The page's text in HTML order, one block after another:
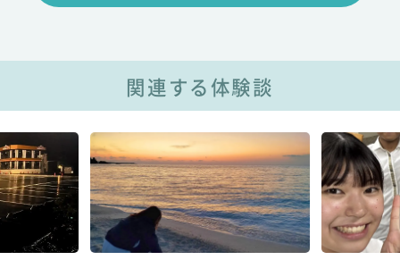
関連する体験談